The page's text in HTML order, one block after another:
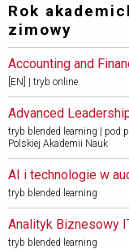
Rok
zimowy
Accounting and
[EN] | tryb online
Advanced
tryb blended learning | pod
Polskiej Akademii Nauk
AI i technologie w
tryb blended learning
Analityk Biznesowy
tryb blended learning